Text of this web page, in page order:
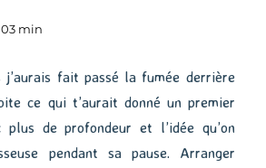
03 min
j’aurais fait passé la fumée derrière
ce qui t’aurait donné un premier
plus de profondeur et l’idée qu’on
pendant sa pause. Arranger